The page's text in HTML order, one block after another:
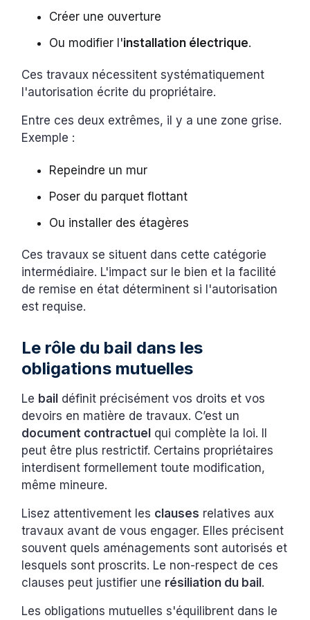
Créer une ouverture
Ou modifier l'installation électrique.
Ces travaux nécessitent systématiquement
l'autorisation écrite du propriétaire.
Entre ces deux extrêmes, il y a une zone grise.
Exemple :
Repeindre un mur
Poser du parquet flottant
Ou installer des étagères
Ces travaux se situent dans cette catégorie
intermédiaire. L'impact sur le bien et la facilité
de remise en état déterminent si l'autorisation
est requise.
Le rôle du bail dans les
obligations mutuelles
Le bail définit précisément vos droits et vos
devoirs en matière de travaux. C’est un
document contractuel qui complète la loi. Il
peut être plus restrictif. Certains propriétaires
interdisent formellement toute modification,
même mineure.
Lisez attentivement les clauses relatives aux
travaux avant de vous engager. Elles précisent
souvent quels aménagements sont autorisés et
lesquels sont proscrits. Le non-respect de ces
clauses peut justifier une résiliation du bail.
Les obligations mutuelles s'équilibrent dans le